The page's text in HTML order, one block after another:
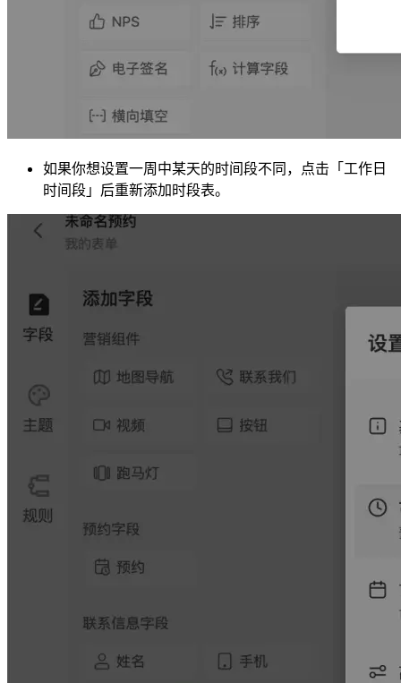
如果你想设置一周中某天的时间段不同，点击「工作日
时间段」后重新添加时段表。